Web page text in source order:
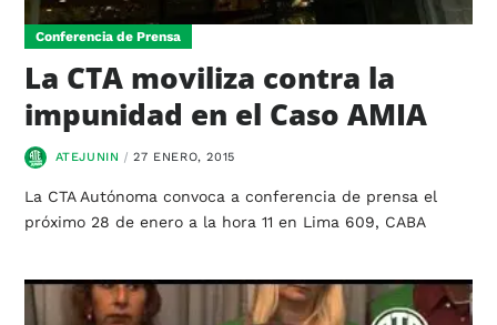
Conferencia de Prensa
La CTA moviliza contra la
impunidad en el Caso AMIA
ATEJUNIN 27 ENERO, 2015
La CTA Autónoma convoca a conferencia de prensa el
próximo 28 de enero a la hora 11 en Lima 609, CABA